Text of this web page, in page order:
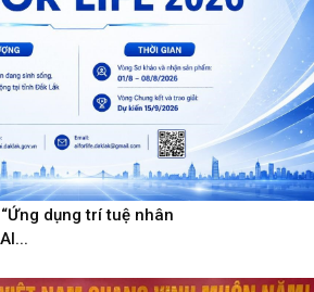
dụng trí tuệ nhân